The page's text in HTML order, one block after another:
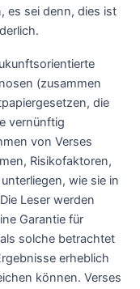
es sei denn, dies ist
(zusammen
die
vernünftig
von Verses
Risikofaktoren,
wie sie in
Leser werden
Garantie für
solche betrachtet
erheblich
können. Verses